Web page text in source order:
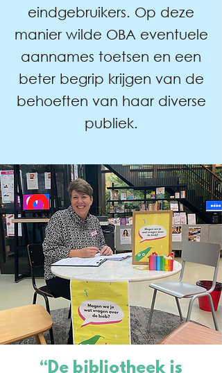
eindgebruikers. Op deze
manier wilde OBA eventuele
aannames toetsen en een
beter begrip krijgen van de
behoeften van haar diverse
publiek.
“De bibliotheek is